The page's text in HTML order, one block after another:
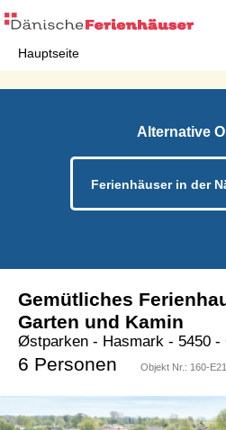
Hauptseite
Alternative
Ferienhäuser in der
Gemütliches
Garten und Kamin
Østparken - Hasmark - 5450 -
6 Personen Objekt Nr.: 160-